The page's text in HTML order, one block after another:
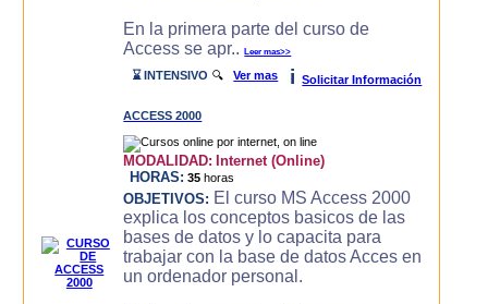
En la primera parte del curso de
Access se apr..Leer mas>>
⌛ INTENSIVO 🔍Ver mas i Solicitar Información
ACCESS 2000
MODALIDAD: Internet (Online)
HORAS: 35 horas
OBJETIVOS: El curso MS Access 2000
explica los conceptos basicos de las
bases de datos y lo capacita para
trabajar con la base de datos Acces en
un ordenador personal.